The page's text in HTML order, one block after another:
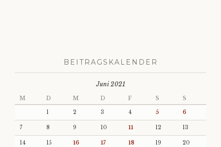
BEITRAGSKALENDER
Juni 2021
M D M D F S S
1 2 3 4 5 6
7 8 9 10 11 12 13
14 15 16 17 18 19 20